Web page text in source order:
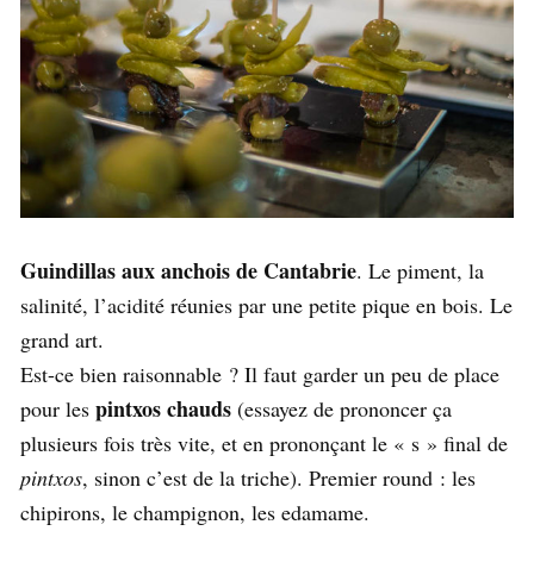
Guindillas aux anchois de Cantabrie. Le piment, la
salinité, l’acidité réunies par une petite pique en bois. Le
grand art.
Est-ce bien raisonnable ? Il faut garder un peu de place
pour les pintxos chauds (essayez de prononcer ça
plusieurs fois très vite, et en prononçant le « s » final de
pintxos, sinon c’est de la triche). Premier round : les
chipirons, le champignon, les edamame.